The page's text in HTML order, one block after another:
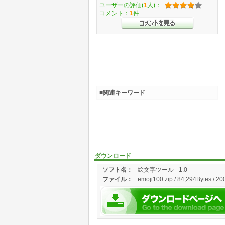
ダウンロード
ソフト名：
絵文字ツール 1.0
ファイル： emoji100.zip / 84,294Bytes /
ユーザーの評価(1 人)：
コメント： 1件
■関連キーワード